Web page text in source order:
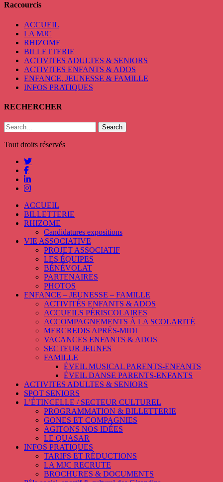
Raccourcis
ACCUEIL
LA MJC
RHIZOME
BILLETTERIE
ACTIVITES ADULTES & SENIORS
ACTIVITES ENFANTS & ADOS
ENFANCE, JEUNESSE & FAMILLE
INFOS PRATIQUES
RECHERCHER
Search
Tout droits réservés
ACCUEIL
BILLETTERIE
RHIZOME
Candidatures expositions
VIE ASSOCIATIVE
PROJET ASSOCIATIF
LES ÉQUIPES
BÉNÉVOLAT
PARTENAIRES
PHOTOS
ENFANCE – JEUNESSE – FAMILLE
ACTIVITÉS ENFANTS & ADOS
ACCUEILS PÉRISCOLAIRES
ACCOMPAGNEMENTS À LA SCOLARITÉ
MERCREDIS APRÈS-MIDI
VACANCES ENFANTS & ADOS
SECTEUR JEUNES
FAMILLE
ÉVEIL MUSICAL PARENTS-ENFANTS
ÉVEIL DANSE PARENTS-ENFANTS
ACTIVITES ADULTES & SENIORS
SPOT SENIORS
L’ÉTINCELLE / SECTEUR CULTUREL
PROGRAMMATION & BILLETTERIE
GONES ET COMPAGNIES
AGITONS NOS IDÉES
LE QUASAR
INFOS PRATIQUES
TARIFS ET RÉDUCTIONS
LA MJC RECRUTE
BROCHURES & DOCUMENTS